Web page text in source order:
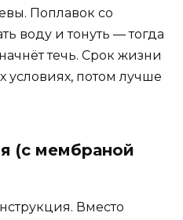
Поплавок со
воду и тонуть — тогда
течь. Срок жизни
условиях, потом лучше
(с мембраной
Вместо